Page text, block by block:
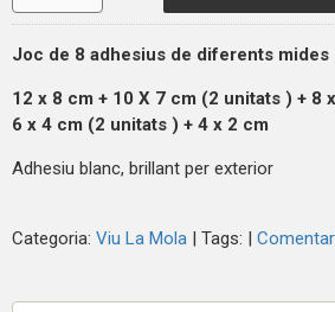
Joc de 8 adhesius de diferents mides
12 x 8 cm + 10 X 7 cm (2 unitats ) + 8
6 x 4 cm (2 unitats ) + 4 x 2 cm
Adhesiu blanc, brillant per exterior
Categoria: Viu La Mola | Tags: |